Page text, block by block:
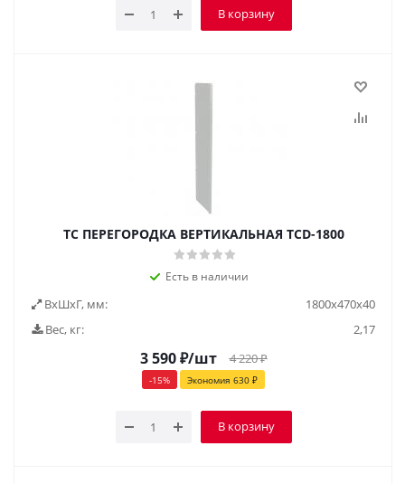
В корзину
TC ПЕРЕГОРОДКА ВЕРТИКАЛЬНАЯ TCD-1800
Есть в наличии
ВxШxГ, мм:
1800x470x40
Вес, кг:
2,17
3 590₽/шт 4 220₽
-15% Экономия 630 ₽
В корзину